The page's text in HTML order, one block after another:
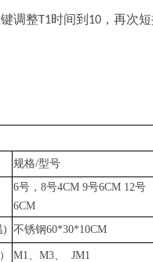
键调整 T1时间到 10 ，再次
规格/型号
6号，8号4CM 9号6CM 12号
6CM
) 不锈钢60*30*10CM
M1、M3、 JM1